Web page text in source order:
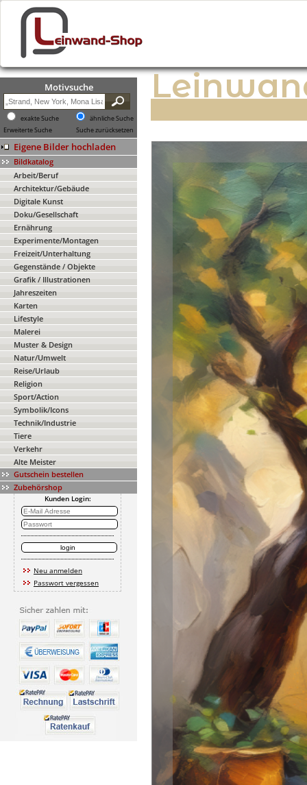
Motivsuche
exakte Suche
ähnliche Suche
Erweiterte Suche
Suche zurücksetzen
Eigene Bilder hochladen
Bildkatalog
Arbeit/Beruf
Architektur/Gebäude
Digitale Kunst
Doku/Gesellschaft
Ernährung
Experimente/Montagen
Freizeit/Unterhaltung
Gegenstände / Objekte
Grafik / Illustrationen
Jahreszeiten
Karten
Lifestyle
Malerei
Muster & Design
Natur/Umwelt
Reise/Urlaub
Religion
Sport/Action
Symbolik/Icons
Technik/Industrie
Tiere
Verkehr
Alte Meister
Gutschein bestellen
Zubehörshop
Kunden Login:
Neu anmelden
Passwort vergessen